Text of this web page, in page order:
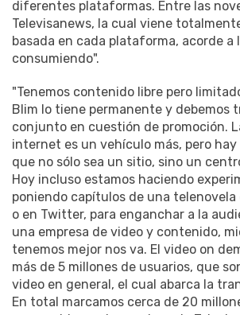
diferentes plataformas. Entre las
Televisanews, la cual viene
basada en cada plataforma, acorde a
consumiendo".
"Tenemos contenido libre pero
Blim lo tiene permanente y debemos
conjunto en cuestión de promoción.
internet es un vehículo más, pero
que no sólo sea un sitio, sino un
Hoy incluso estamos haciendo
poniendo capítulos de una telenovela
o en Twitter, para enganchar a la
una empresa de video y contenido,
tenemos mejor nos va. El video on
más de 5 millones de usuarios, que
video en general, el cual abarca la
En total marcamos cerca de 20